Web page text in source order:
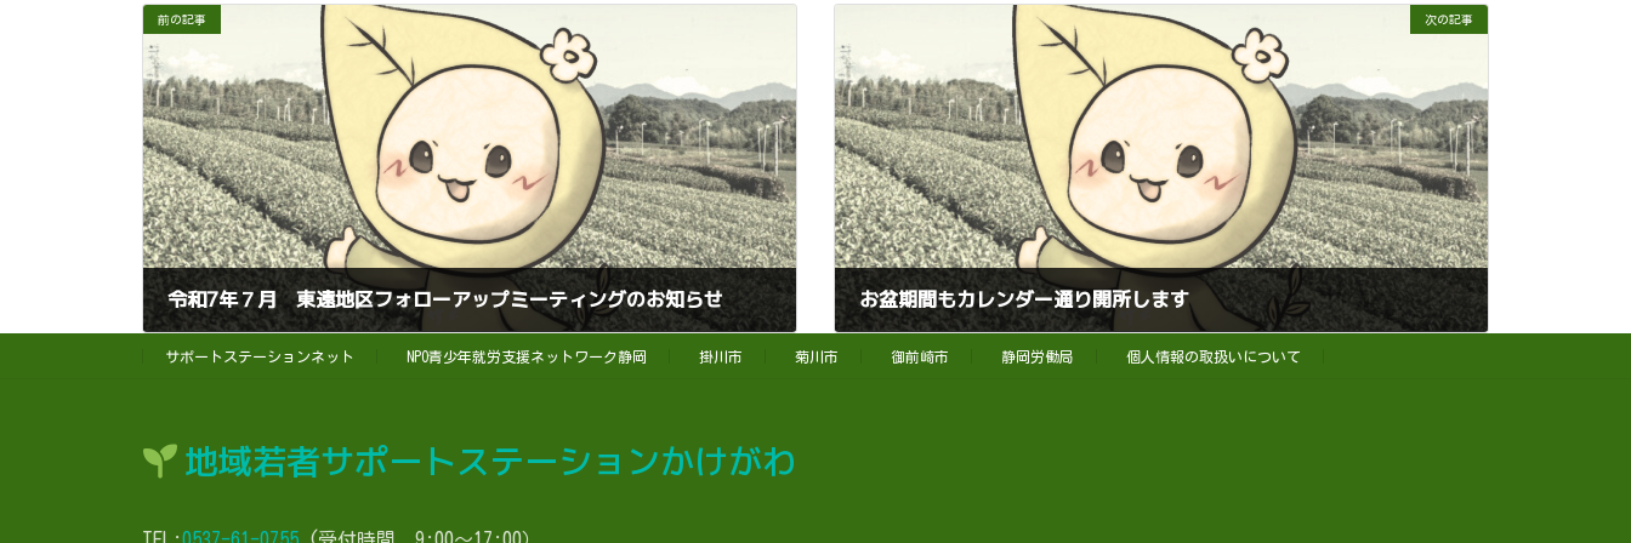
前の記事
令和7年７月 東遠地区フォローアップミーティングのお知らせ
次の記事
お盆期間もカレンダー通り開所します
サポートステーションネット NPO青少年就労支援ネットワーク静岡 掛川市 菊川市 御前崎市 静岡労働局 個人情報の取扱いについて
地域若者サポートステーションかけがわ
TEL:0537-61-0755 (受付時間 9:00～17:00）